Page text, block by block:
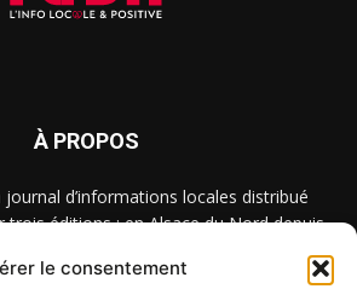
le consentement
À PROPOS
d’informations locales distribué
trois éditions : en Alsace du Nord depuis
d’Obernai-Molsheim-Erstein depuis
Vignoble et Plaine depuis 2023.